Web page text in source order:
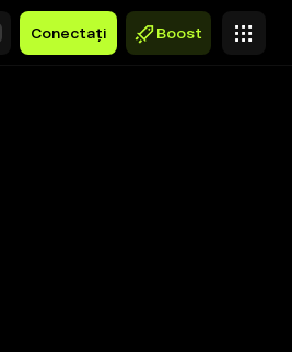
Conectați Boost